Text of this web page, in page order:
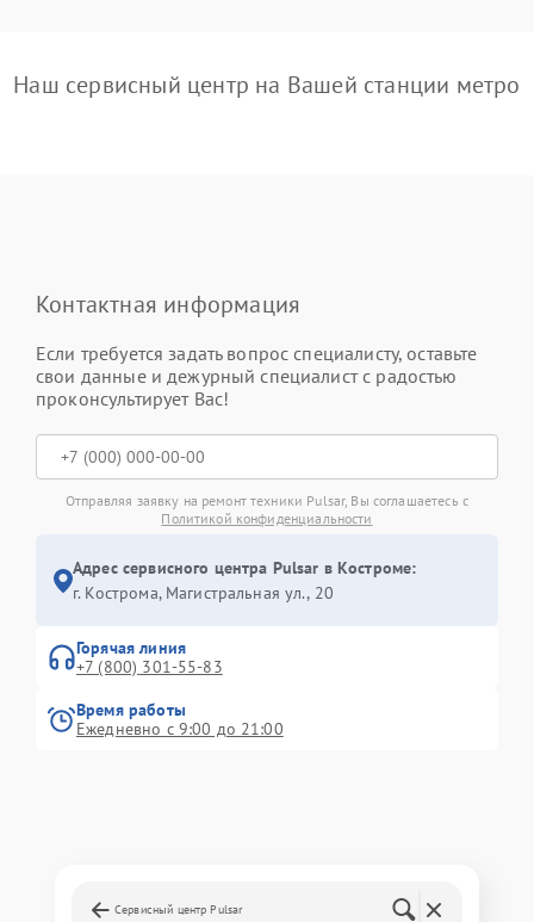
Наш сервисный центр на Вашей станции метро
Контактная информация
Если требуется задать вопрос специалисту, оставьте
свои данные и дежурный специалист с радостью
проконсультирует Вас!
Отправляя заявку на ремонт техники Pulsar, Вы соглашаетесь с
Политикой конфиденциальности
Адрес сервисного центра Pulsar в Костроме:
г. Кострома, Магистральная ул., 20
Горячая линия
+7 (800) 301-55-83
Время работы
Ежедневно с 9:00 до 21:00
Сервисный центр Pulsar